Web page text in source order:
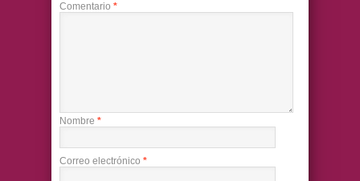
Comentario *
Nombre *
Correo electrónico *